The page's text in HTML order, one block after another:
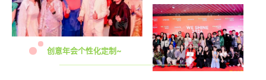
创意年会个性化定制~